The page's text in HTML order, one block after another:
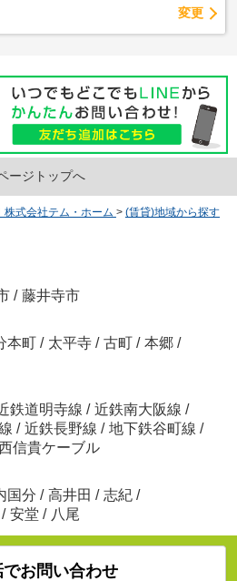
変更
ージトップへ
式会社テム・ホーム > (賃貸)地域から探す
/ 藤井寺市
本町 / 太平寺 / 古町 / 本郷 /
鉄道明寺線 / 近鉄南大阪線 /
/ 近鉄長野線 / 地下鉄谷町線 /
信貴ケーブル
国分 / 高井田 / 志紀 /
/ 安堂 / 八尾
でお問い合わせ